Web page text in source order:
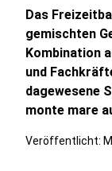
Das
gemischten
Kombination
und
dagewesene
monte mare
Veröffentlicht: